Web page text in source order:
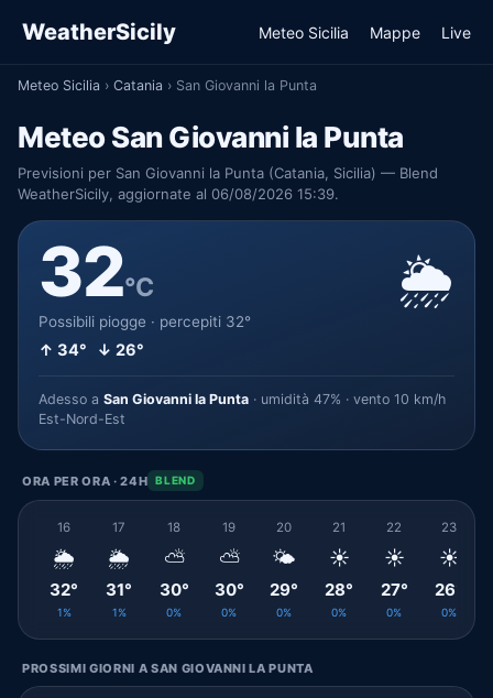
WeatherSicily Meteo Sicilia Mappe Live
Meteo Sicilia › Catania › San Giovanni la Punta
Meteo San Giovanni la Punta
Previsioni per San Giovanni la Punta (Catania, Sicilia) — Blend
WeatherSicily, aggiornate al 06/08/2026 15:39.
32°C
Possibili piogge · percepiti 32°
↑ 34° ↓ 26°
🌦️
Adesso a San Giovanni la Punta · umidità 47% · vento 10 km/h
Est-Nord-Est
ORA PER ORA · 24H BLEND
16
🌦️
32°
1%
17
🌦️
31°
1%
18
⛅
30°
0%
19
⛅
30°
0%
20
🌤️
29°
0%
21
☀️
28°
0%
22
☀️
27°
0%
23
☀️
26°
0%
PROSSIMI GIORNI A SAN GIOVANNI LA PUNTA